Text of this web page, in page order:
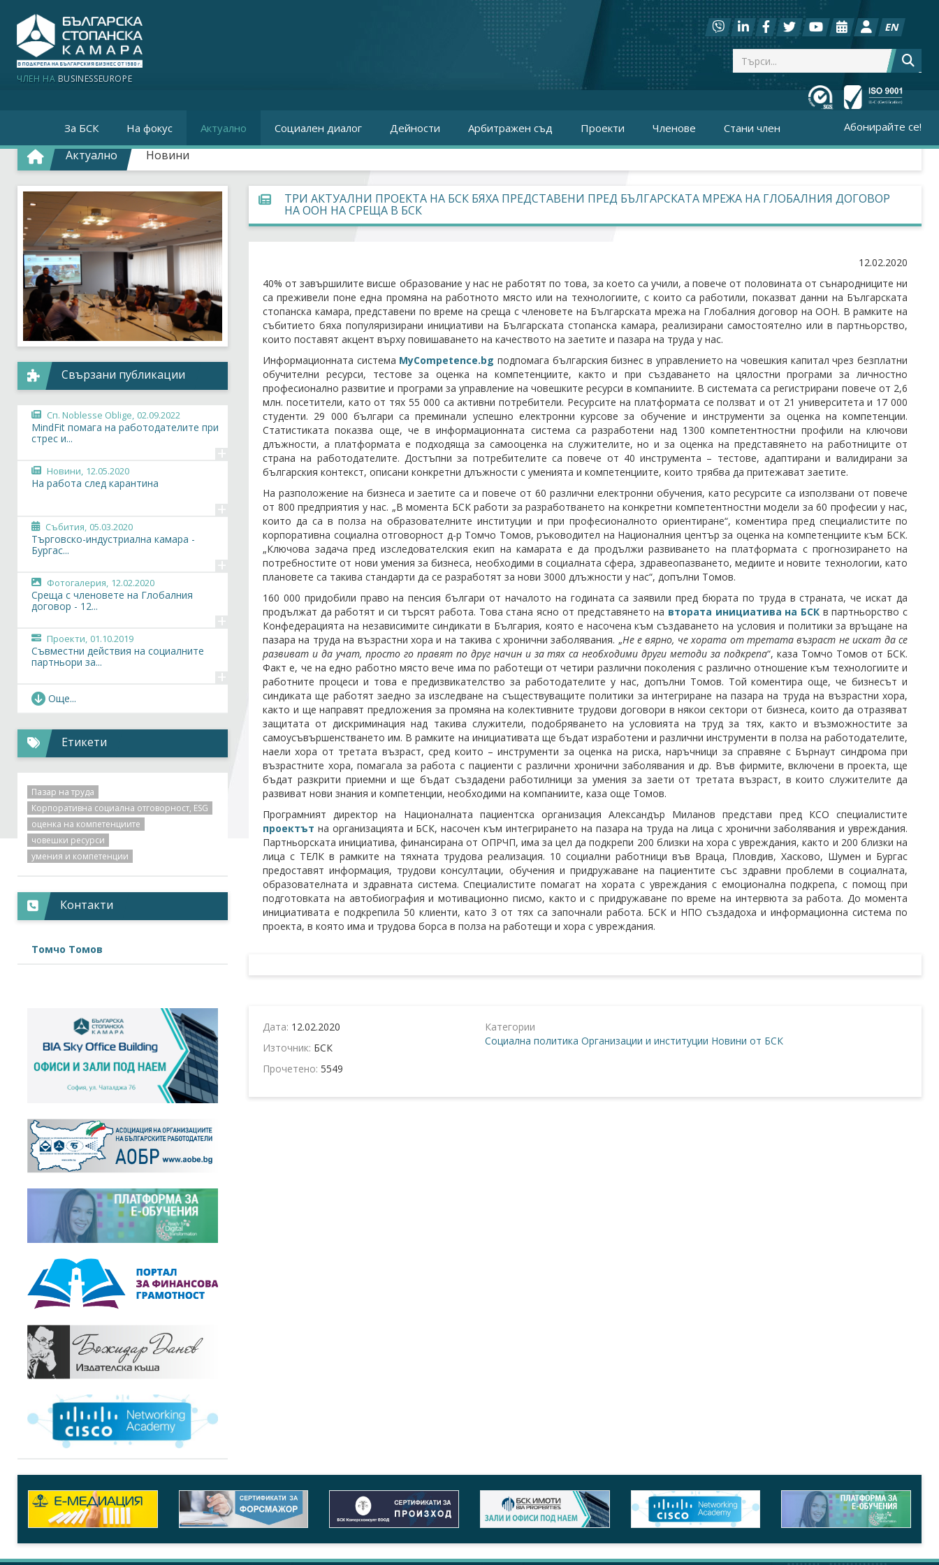
ЧЛЕН НА BUSINESSEUROPE
EN
За БСК На фокус Актуално Социален диалог Дейности Арбитражен съд Проекти Членове Стани член Абонирайте се!
Актуално Новини
ТРИ АКТУАЛНИ ПРОЕКТА НА БСК БЯХА ПРЕДСТАВЕНИ ПРЕД БЪЛГАРСКАТА МРЕЖА НА ГЛОБАЛНИЯ ДОГОВОР
НА ООН НА СРЕЩА В БСК
12.02.2020
40% от завършилите висше образование у нас не работят по това, за което са учили, а повече от половината от сънародниците ни
са преживели поне една промяна на работното място или на технологиите, с които са работили, показват данни на Българската
стопанска камара, представени по време на среща с членовете на Българската мрежа на Глобалния договор на ООН. В рамките на
събитието бяха популяризирани инициативи на Българската стопанска камара, реализирани самостоятелно или в партньорство,
които поставят акцент върху повишаването на качеството на заетите и пазара на труда у нас.
Информационната система MyCompetence.bg подпомага българския бизнес в управлението на човешкия капитал чрез безплатни
обучителни ресурси, тестове за оценка на компетенциите, както и при създаването на цялостни програми за личностно
професионално развитие и програми за управление на човешките ресурси в компаниите. В системата са регистрирани повече от 2,6
млн. посетители, като от тях 55 000 са активни потребители. Ресурсите на платформата се ползват и от 21 университета и 17 000
студенти. 29 000 българи са преминали успешно електронни курсове за обучение и инструменти за оценка на компетенции.
Статистиката показва още, че в информационната система са разработени над 1300 компетентностни профили на ключови
длъжности, а платформата е подходяща за самооценка на служителите, но и за оценка на представянето на работниците от
страна на работодателите. Достъпни за потребителите са повече от 40 инструмента – тестове, адаптирани и валидирани за
българския контекст, описани конкретни длъжности с уменията и компетенциите, които трябва да притежават заетите.
На разположение на бизнеса и заетите са и повече от 60 различни електронни обучения, като ресурсите са използвани от повече
от 800 предприятия у нас. „В момента БСК работи за разработването на конкретни компетентностни модели за 60 професии у нас,
които да са в полза на образователните институции и при професионалното ориентиране“, коментира пред специалистите по
корпоративна социална отговорност д-р Томчо Томов, ръководител на Националния център за оценка на компетенциите към БСК.
„Ключова задача пред изследователския екип на камарата е да продължи развиването на платформата с прогнозирането на
потребностите от нови умения за бизнеса, необходими в социалната сфера, здравеопазването, медиите и новите технологии, като
плановете са такива стандарти да се разработят за нови 3000 длъжности у нас“, допълни Томов.
160 000 придобили право на пенсия българи от началото на годината са заявили пред бюрата по труда в страната, че искат да
продължат да работят и си търсят работа. Това стана ясно от представянето на втората инициатива на БСКв партньорство с
Конфедерацията на независимите синдикати в България, която е насочена към създаването на условия и политики за връщане на
пазара на труда на възрастни хора и на такива с хронични заболявания. „Не е вярно, че хората от третата възраст не искат да се
развиват и да учат, просто го правят по друг начин и за тях са необходими други методи за подкрепа“, каза Томчо Томов от БСК.
Факт е, че на едно работно място вече има по работещи от четири различни поколения с различно отношение към технологиите и
работните процеси и това е предизвикателство за работодателите у нас, допълни Томов. Той коментира още, че бизнесът и
синдиката ще работят заедно за изследване на съществуващите политики за интегриране на пазара на труда на възрастни хора,
както и ще направят предложения за промяна на колективните трудови договори в някои сектори от бизнеса, които да отразяват
защитата от дискриминация над такива служители, подобряването на условията на труд за тях, както и възможностите за
самоусъвършенстването им. В рамките на инициативата ще бъдат изработени и различни инструменти в полза на работодателите,
наели хора от третата възраст, сред които – инструменти за оценка на риска, наръчници за справяне с Бърнаут синдрома при
възрастните хора, помагала за работа с пациенти с различни хронични заболявания и др. Във фирмите, включени в проекта, ще
бъдат разкрити приемни и ще бъдат създадени работилници за умения за заети от третата възраст, в които служителите да
развиват нови знания и компетенции, необходими на компаниите, каза още Томов.
Програмният директор на Националната пациентска организация Александър Миланов представи пред КСО специалистите
проектът на организацията и БСК, насочен към интегрирането на пазара на труда на лица с хронични заболявания и увреждания.
Партньорската инициатива, финансирана от ОПРЧП, има за цел да подкрепи 200 близки на хора с увреждания, както и 200 близки на
лица с ТЕЛК в рамките на тяхната трудова реализация. 10 социални работници във Враца, Пловдив, Хасково, Шумен и Бургас
предоставят информация, трудови консултации, обучения и придружаване на пациентите със здравни проблеми в социалната,
образователната и здравната система. Специалистите помагат на хората с увреждания с емоционална подкрепа, с помощ при
подготовката на автобиография и мотивационно писмо, както и с придружаване по време на интервюта за работа. До момента
инициативата е подкрепила 50 клиенти, като 3 от тях са започнали работа. БСК и НПО създадоха и информационна система по
проекта, в която има и трудова борса в полза на работещи и хора с увреждания.
Дата: 12.02.2020
Източник: БСК
Прочетено: 5549
Категории
Социална политика Организации и институции Новини от БСК
Свързани публикации
Сп. Noblesse Oblige, 02.09.2022
MindFit помага на работодателите при
стрес и...
+
Новини, 12.05.2020
На работа след карантина
+
Събития, 05.03.2020
Търговско-индустриална камара -
Бургас...
+
Фотогалерия, 12.02.2020
Среща с членовете на Глобалния
договор - 12...
+
Проекти, 01.10.2019
Съвместни действия на социалните
партньори за...
+
Проекти,
Осигуряване на подкрепа за
+
Проекти, 01.01.2017
Разширяване на капацитета и обхвата
на...
Проекти, 15.08.2016
Разширяване и интегриране на
услугите на...
Проекти, 01.11.2009
+
Още...
Етикети
Пазар на труда
Корпоративна социална отговорност, ESG
оценка на компетенциите
човешки ресурси
умения и компетенции
Контакти
Томчо Томов